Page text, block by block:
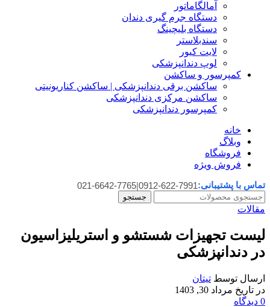
آمالگاماتور
دستگاه جرم گیری دندان
دستگاه بلیچینگ
سندبلاستر
لایت کیور
لوپ دندانپزشکی
کمپرسور و ساکشن
ساکشن برقی دندانپزشکی | ساکشن کناریونیتی
ساکشن مرکزی دندانپزشکی
کمپرسور دندانپزشکی
خانه
وبلاگ
فروشگاه
فروش ویژه
تماس با پشتیبانی:0912-622-7991
|
021-6642-7765
جستجو
مقالات
لیست تجهیزات شستشو و استریلیزاسیون
در دندانپزشکی
ارسال توسط تیتان
در تاریخ مرداد 30, 1403
0 دیدگاه